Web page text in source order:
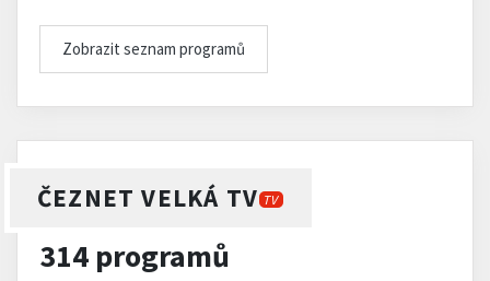
Zobrazit seznam programů
ČEZNET VELKÁ TV TV
314 programů